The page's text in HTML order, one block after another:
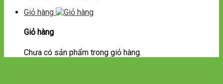
Giỏ hàng
Giỏ hàng
Chưa có sản phẩm trong giỏ hàng.